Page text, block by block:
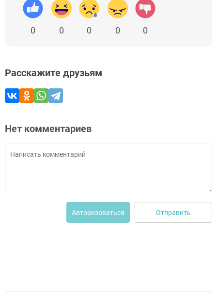
0 0 0 0 0
Расскажите друзьям
Нет комментариев
Авторизоваться Отправить